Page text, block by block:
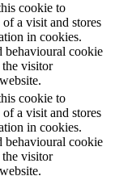
cookie to
a visit and stores
in cookies.
behavioural cookie
the visitor
cookie to
a visit and stores
in cookies.
behavioural cookie
the visitor